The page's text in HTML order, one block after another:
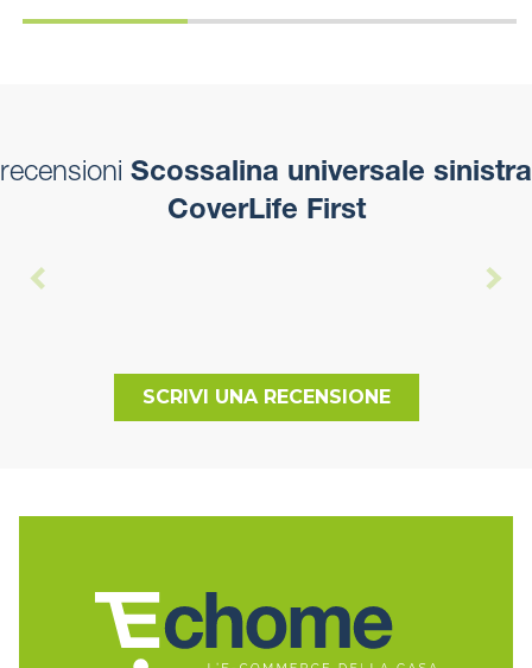
recensioni Scossalina universale sinistra
CoverLife First
SCRIVI UNA RECENSIONE